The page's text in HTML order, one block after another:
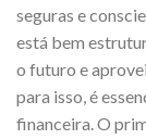
seguras e
está bem
o futuro e
para isso, é
financeira. O